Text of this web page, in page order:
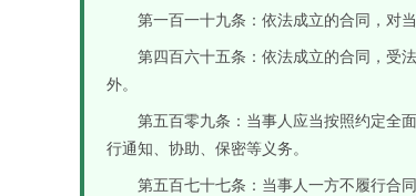
第一百一十九条：依法成立的合同，对
第四百六十五条：依法成立的合同，受
外。
第五百零九条：当事人应当按照约定全
行通知、协助、保密等义务。
第五百七十七条：当事人一方不履行合